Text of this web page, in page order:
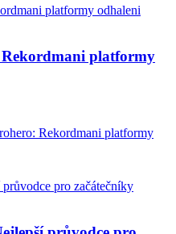
platformy
Rekordmani platformy